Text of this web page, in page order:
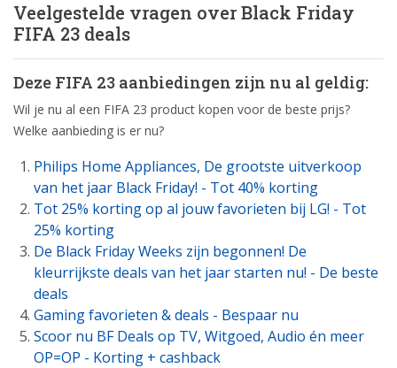
Veelgestelde vragen over Black Friday
FIFA 23 deals
Deze FIFA 23 aanbiedingen zijn nu al geldig:
Wil je nu al een FIFA 23 product kopen voor de beste prijs?
Welke aanbieding is er nu?
Philips Home Appliances, De grootste uitverkoop
van het jaar Black Friday! - Tot 40% korting
Tot 25% korting op al jouw favorieten bij LG! - Tot
25% korting
De Black Friday Weeks zijn begonnen! De
kleurrijkste deals van het jaar starten nu! - De beste
deals
Gaming favorieten & deals - Bespaar nu
Scoor nu BF Deals op TV, Witgoed, Audio én meer
OP=OP - Korting + cashback